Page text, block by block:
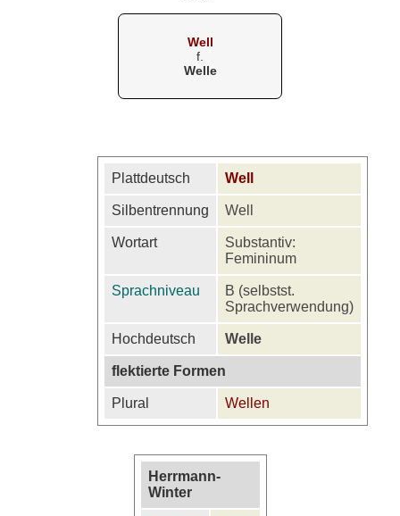
Well
f.
Welle
Plattdeutsch Well
Silbentrennung Well
Wortart
Substantiv:
Femininum
Sprachniveau
B (selbstst.
Sprachverwendung)
Hochdeutsch Welle
flektierte Formen
Plural Wellen
Herrmann-
Winter